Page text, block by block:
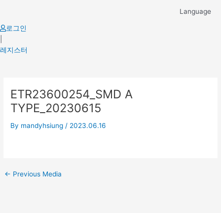
content
Language
로그인
레지스터
ETR23600254_SMD A
TYPE_20230615
By mandyhsiung / 2023.06.16
navigation
← Previous Media